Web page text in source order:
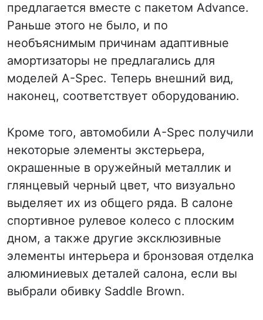
предлагается вместе с пакетом Advance.
Раньше этого не было, и по
необъяснимым причинам адаптивные
амортизаторы не предлагались для
моделей A-Spec. Теперь внешний вид,
наконец, соответствует оборудованию.
Кроме того, автомобили A-Spec получили
некоторые элементы экстерьера,
окрашенные в оружейный металлик и
глянцевый черный цвет, что визуально
выделяет их из общего ряда. В салоне
спортивное рулевое колесо с плоским
дном, а также другие эксклюзивные
элементы интерьера и бронзовая отделка
алюминиевых деталей салона, если вы
выбрали обивку Saddle Brown.